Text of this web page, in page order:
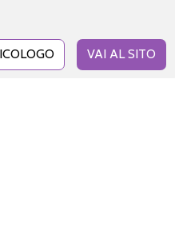
VAI AL SITO